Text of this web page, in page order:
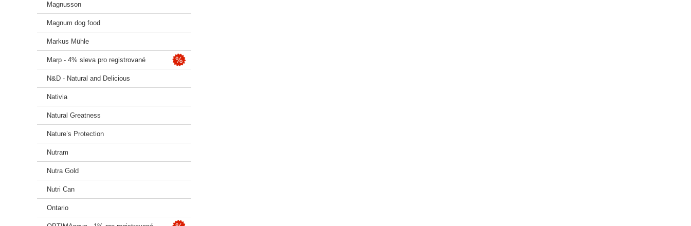
Magnusson
Magnum dog food
Markus Mühle
Marp - 4% sleva pro registrované
N&D - Natural and Delicious
Nativia
Natural Greatness
Nature’s Protection
Nutram
Nutra Gold
Nutri Can
Ontario